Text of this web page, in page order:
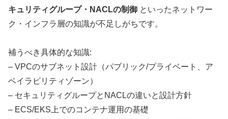
キュリティグループ・NACLの制御 といったネットワー
ク・インフラ層の知識が不足しがちです。
補うべき具体的な知識:
– VPCのサブネット設計（パブリック/プライベート、ア
ベイラビリティゾーン）
– セキュリティグループとNACLの違いと設計方針
– ECS/EKS上でのコンテナ運用の基礎